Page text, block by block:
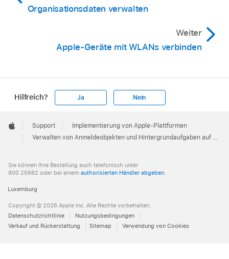
Organisationsdaten verwalten
Weiter
Apple-Geräte mit WLANs verbinden
Hilfreich? Ja Nein
Footer

Apple
Support
Implementierung von Apple-Plattformen
Verwalten von Anmeldeobjekten und Hintergrundaufgaben auf dem Mac
Sie können Ihre Bestellung auch telefonisch unter
800 25662 oder bei einem authorisierten Händler abgeben
Luxemburg
Copyright © 2026 Apple Inc. Alle Rechte vorbehalten.
Datenschutzrichtlinie
Nutzungsbedingungen
Verkauf und Rückerstattung
Sitemap Verwendung von Cookies